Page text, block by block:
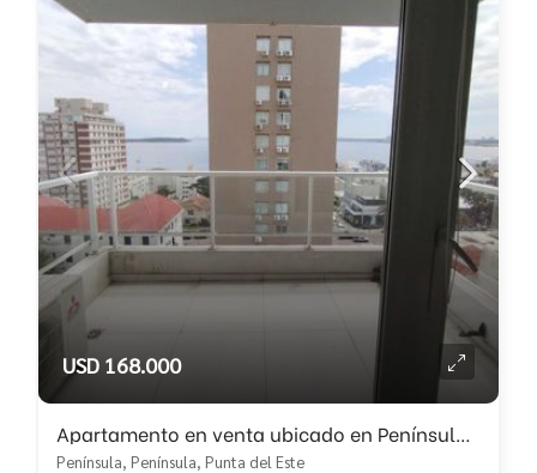
USD 168.000
Apartamento en venta ubicado en Península con buena vista!!
Península, Península, Punta del Este